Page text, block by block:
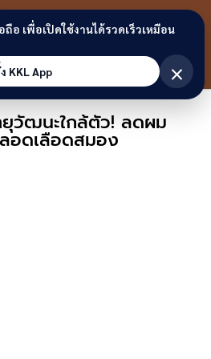
ขอนแก่น
ลิงก์
ยุวัฒนะใกล้ตัว! ลดผม
อดเลือดสมอง
อ เพื่อเปิดใช้งานได้รวดเร็วเหมือน
KKL App
×